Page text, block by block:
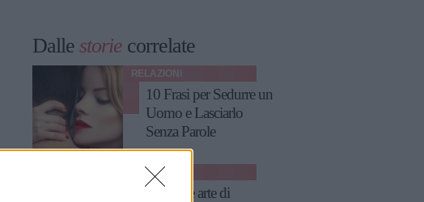
Dalle storie correlate
RELAZIONI
10 Frasi per Sedurre un
Uomo e Lasciarlo
Senza Parole
AMORE
La sottile arte di